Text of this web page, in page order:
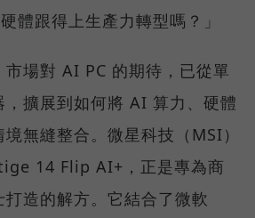
體跟得上生產力轉型嗎？」
場對 AI PC 的期待，已從單
擴展到如何將 AI 算力、硬體
無縫整合。微星科技（MSI）
14 Flip AI+，正是專為商
造的解方。它結合了微軟